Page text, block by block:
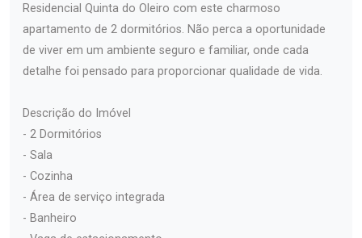
Residencial Quinta do Oleiro com este charmoso
apartamento de 2 dormitórios. Não perca a oportunidade
de viver em um ambiente seguro e familiar, onde cada
detalhe foi pensado para proporcionar qualidade de vida.
Descrição do Imóvel
- 2 Dormitórios
- Sala
- Cozinha
- Área de serviço integrada
- Banheiro